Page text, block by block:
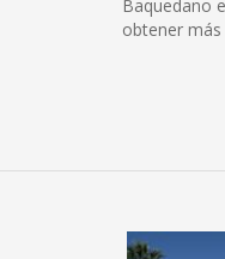
Baquedano
obtener